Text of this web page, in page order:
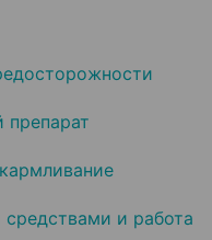
препарат
и работа